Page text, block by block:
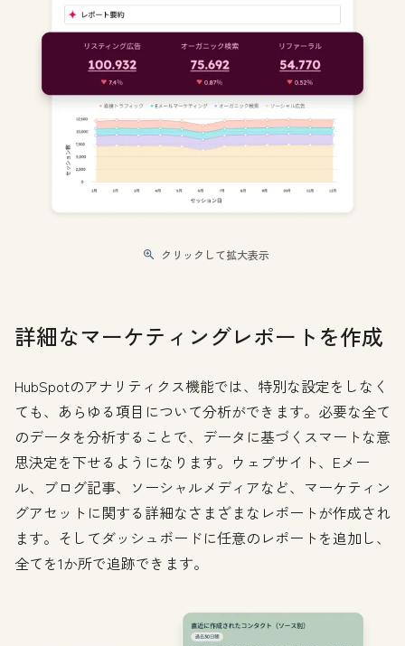
クリックして拡大表示
詳細なマーケティングレポートを作成
HubSpotのアナリティクス機能では、特別な設定をしなく
ても、あらゆる項目について分析ができます。必要な全て
のデータを分析することで、データに基づくスマートな意
思決定を下せるようになります。ウェブサイト、Eメー
ル、ブログ記事、ソーシャルメディアなど、マーケティン
グアセットに関する詳細なさまざまなレポートが作成され
ます。そしてダッシュボードに任意のレポートを追加し、
全てを1か所で追跡できます。